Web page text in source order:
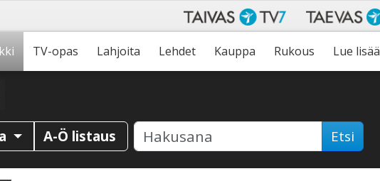
TV-opas Lahjoita Lehdet Kauppa Rukous Lue lisää
A-Ö listaus Etsi